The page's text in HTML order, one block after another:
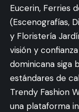
Eucerin, Ferries
(Escenografías,
y Floristería
visión y
dominicana siga
estándares de
Trendy Fashion
una plataforma